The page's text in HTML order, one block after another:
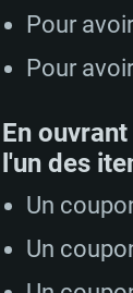
Pour PC
10 (64
Dual-
Big Sur
Core i5,
Intel
Dual-
Pour
Pour
En
l'un des
Un
Un